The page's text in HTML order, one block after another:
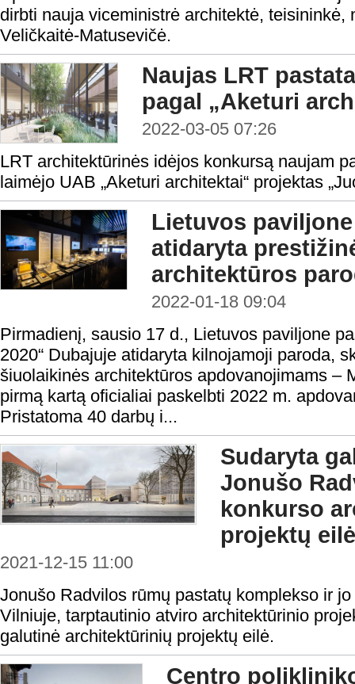
dirbti nauja viceministrė architektė, teisininkė,
Veličkaitė-Matusevičė.
Naujas LRT
pagal „Aketuri
2022-03-05 07:26
LRT architektūrinės idėjos konkursą naujam
laimėjo UAB „Aketuri architektai“ projektas
Lietuvos paviljone
atidaryta
architektūros
2022-01-18 09:04
Pirmadienį, sausio 17 d., Lietuvos paviljone
2020“ Dubajuje atidaryta kilnojamoji paroda,
šiuolaikinės architektūros apdovanojimams –
pirmą kartą oficialiai paskelbti 2022 m.
Pristatoma 40 darbų i...
Sudaryta
Jonušo
konkurso
projektų
2021-12-15 11:00
Jonušo Radvilos rūmų pastatų komplekso ir
Vilniuje, tarptautinio atviro architektūrinio
galutinė architektūrinių projektų eilė.
Centro